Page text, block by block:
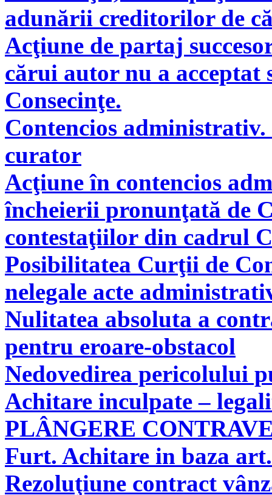
adunării creditorilor de
Acţiune de partaj
cărui autor nu a acceptat
Consecinţe.
Contencios
curator
Acţiune în contencios
încheierii pronunţată de
contestaţiilor din cadrul
Posibilitatea Curţii de
nelegale acte
Nulitatea absoluta a
pentru eroare-obstacol
Nedovedirea pericolului
Achitare inculpate –
PLÂNGERE
Furt. Achitare in baza
Rezoluţiune contract